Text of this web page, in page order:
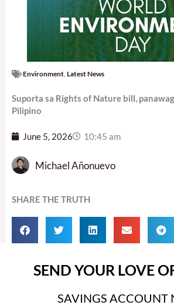
Environment Latest News
Suporta sa Rights of Nature bill,
Pilipino
June 5, 2026 10:45 am
Michael Añonuevo
SHARE THE TRUTH
SEND YOUR LOVE
SAVINGS ACCOUNT